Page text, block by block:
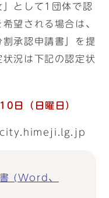
」として1団体で認
望される場合は、
承認申請書」を提
況は下記の認定状
日（日曜日）
(Word、